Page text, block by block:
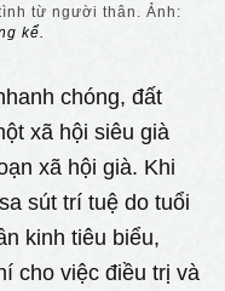
từ người thân. Ảnh:
kể.
chóng, đất
xã hội siêu già
xã hội già. Khi
sút trí tuệ do tuổi
kinh tiêu biểu,
cho việc điều trị và